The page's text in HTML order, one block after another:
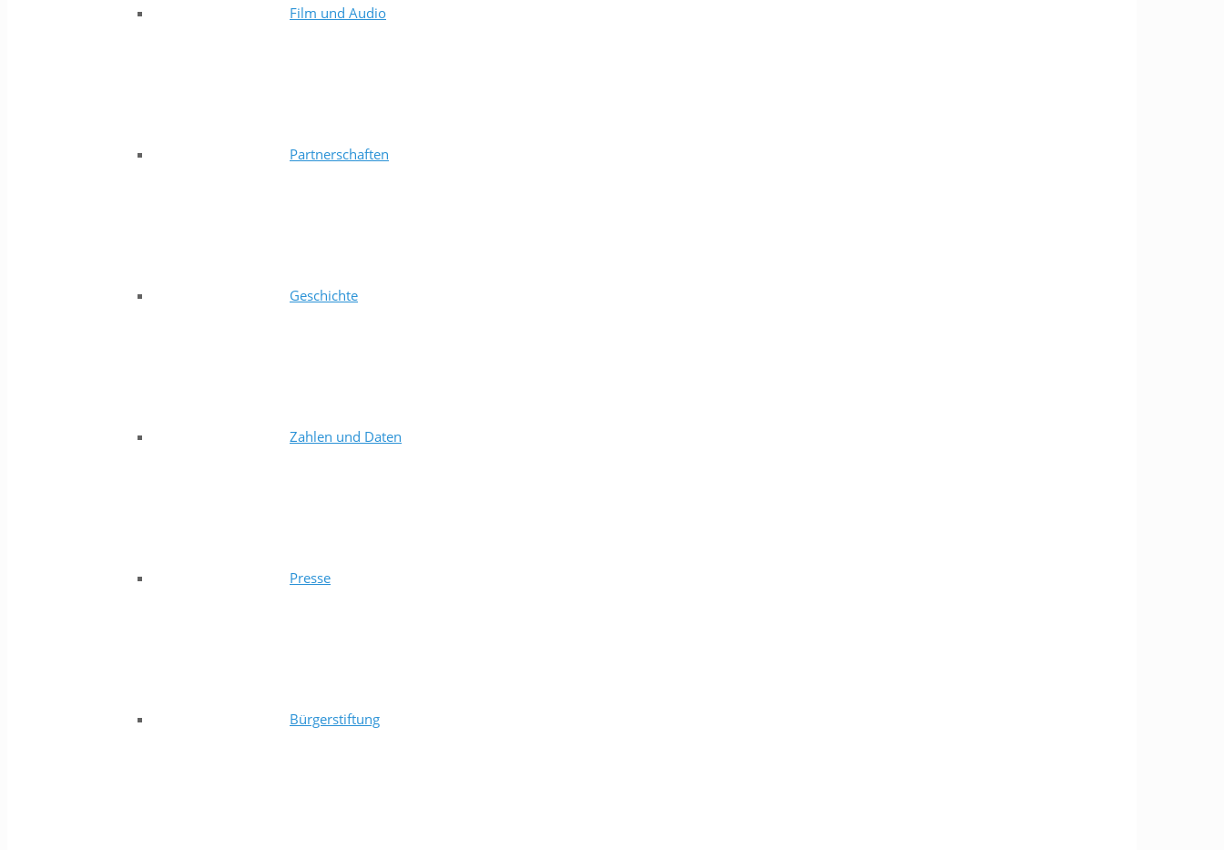
Film und Audio
Partnerschaften
Geschichte
Zahlen und Daten
Presse
Bürgerstiftung